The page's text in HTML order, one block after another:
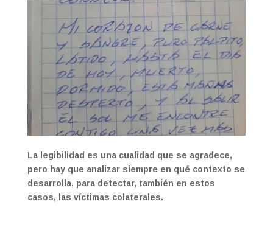
La legibilidad es una cualidad que se agradece,
pero hay que analizar siempre en qué contexto se
desarrolla, para detectar, también en estos
casos, las víctimas colaterales.